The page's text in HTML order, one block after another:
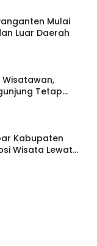
Mulai
Luar Daerah
Tetap
Kabupaten
Wisata Lewat